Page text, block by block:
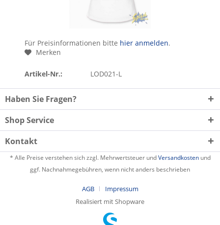
Für Preisinformationen bitte hier anmelden.
Merken
Artikel-Nr.: LOD021-L
Haben Sie Fragen?
Shop Service
Kontakt
* Alle Preise verstehen sich zzgl. Mehrwertsteuer undVersandkostenund
ggf. Nachnahmegebühren, wenn nicht anders beschrieben
AGB
Impressum
Realisiert mit Shopware